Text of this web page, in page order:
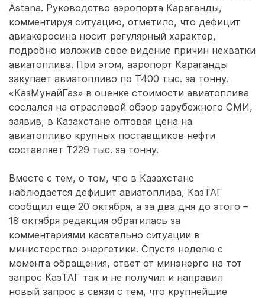
Astana. Руководство аэропорта Караганды,
комментируя ситуацию, отметило, что дефицит
авиакеросина носит регулярный характер,
подробно изложив свое видение причин нехватки
авиатоплива. При этом, аэропорт Караганды
закупает авиатопливо по Т400 тыс. за тонну.
«КазМунайГаз» в оценке стоимости авиатоплива
сослался на отраслевой обзор зарубежного СМИ,
заявив, в Казахстане оптовая цена на
авиатопливо крупных поставщиков нефти
составляет Т229 тыс. за тонну.
Вместе с тем, о том, что в Казахстане
наблюдается дефицит авиатоплива, КазТАГ
сообщил еще 20 октября, а за два дня до этого –
18 октября редакция обратилась за
комментариями касательно ситуации в
министерство энергетики. Спустя неделю с
момента обращения, ответ от минэнерго на тот
запрос КазТАГ так и не получил и направил
новый запрос в связи с тем, что крупнейшие